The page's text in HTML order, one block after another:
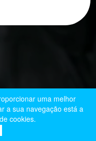
uma melhor
a sua navegação está a
cookies.